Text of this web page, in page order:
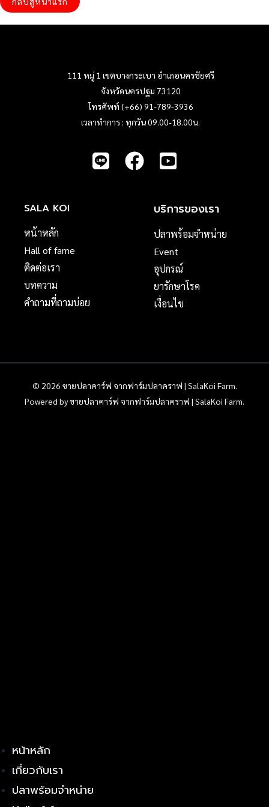
111 หมู่ 1 เขตบางกระเบา อำเภอนครชัยศรี
จังหวัดนครปฐม 73120
โทรศัพท์ (+66) 91-789-3936
เวลาทำการ : ทุกวัน 09.00-18.00น.
SALA KOI
หน้าหลัก
Hall of fame
ติดต่อเรา
บทความ
คำถามที่ถามบ่อย
บริการของเรา
ปลาพร้อมจำหน่าย
Event
อุปกรณ์
ยารักษาโรค
เงื่อนไข
© 2026 ขายปลาคาร์ฟ จากฟาร์มปลาคราฟ | SalaKoi Farm.
Powered by ขายปลาคาร์ฟ จากฟาร์มปลาคราฟ | SalaKoi Farm.
หน้าหลัก
เกี่ยวกับเรา
ปลาพร้อมจำหน่าย